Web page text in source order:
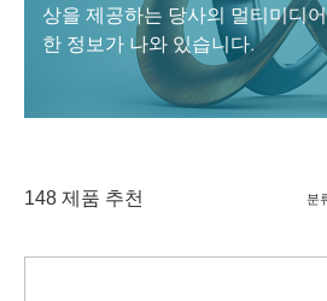
상을 제공하는 당사의 멀티미디
한 정보가 나와 있습니다.
148 제품 추천 분